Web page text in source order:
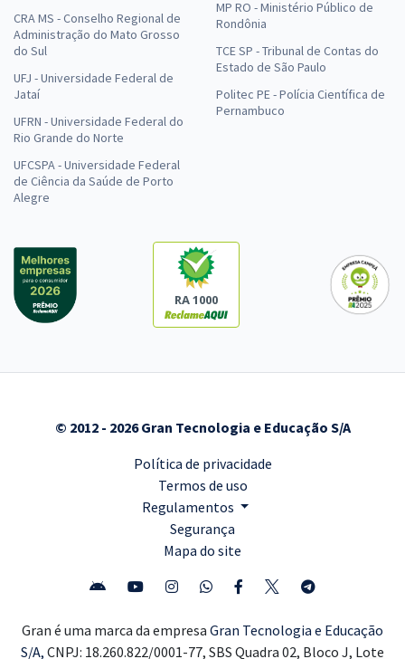
CRA MS - Conselho Regional de
Administração do Mato Grosso
do Sul
UFJ - Universidade Federal de
Jataí
UFRN - Universidade Federal do
Rio Grande do Norte
UFCSPA - Universidade Federal
de Ciência da Saúde de Porto
Alegre
MP RO - Ministério Público de
Rondônia
TCE SP - Tribunal de Contas do
Estado de São Paulo
Politec PE - Polícia Científica de
Pernambuco
RA 1000
© 2012 - 2026 Gran Tecnologia e Educação S/A
Política de privacidade
Termos de uso
Regulamentos
Segurança
Mapa do site
Gran é uma marca da empresa Gran Tecnologia e Educação
S/A, CNPJ: 18.260.822/0001-77, SBS Quadra 02, Bloco J, Lote